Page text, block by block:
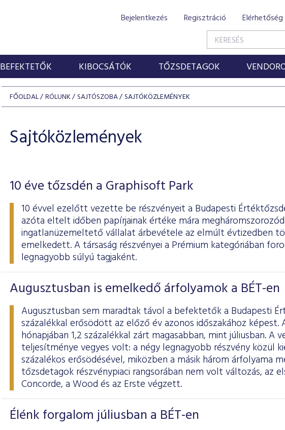
Bejelentkezés Regisztráció Elérhetőség
BEFEKTETŐK KIBOCSÁTÓK TŐZSDETAGOK
FŐOLDAL RÓLUNK SAJTÓSZOBA SAJTÓKÖZLEMÉNYEK
Sajtóközlemények
10 éve tőzsdén a Graphisoft Park
10 évvel ezelőtt vezette be részvényeit a Budapesti
azóta eltelt időben papírjainak értéke mára
ingatlanüzemeltető vállalat árbevétele az elmúlt évtizedben
emelkedett. A társaság részvényei a Prémium kategóriában
legnagyobb súlyú tagjaként.
Augusztusban is emelkedő árfolyamok a BÉT-en
Augusztusban sem maradtak távol a befektetők a Budapesti
százalékkal erősödött az előző év azonos időszakához képest.
hónapjában 1,2 százalékkal zárt magasabban, mint júliusban. A
teljesítménye vegyes volt: a négy legnagyobb részvény közül
százalékos erősödésével, miközben a másik három árfolyama
tőzsdetagok részvénypiaci rangsorában nem volt változás, az
Concorde, a Wood és az Erste végzett.
Élénk forgalom júliusban a BÉT-en